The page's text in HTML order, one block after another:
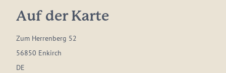
Auf der Karte
Zum Herrenberg 52
56850 Enkirch
DE